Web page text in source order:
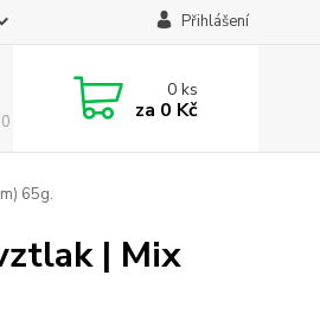
Přihlášení
0ks
za 0 Kč
65g.
| Mix